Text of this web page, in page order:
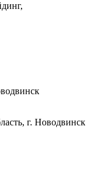
г. Новодвинск